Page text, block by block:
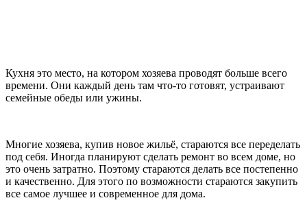
Кухня это место, на котором хозяева проводят больше всего
времени. Они каждый день там что-то готовят, устраивают
семейные обеды или ужины.
Многие хозяева, купив новое жильё, стараются все переделать
под себя. Иногда планируют сделать ремонт во всем доме, но
это очень затратно. Поэтому стараются делать все постепенно
и качественно. Для этого по возможности стараются закупить
все самое лучшее и современное для дома.